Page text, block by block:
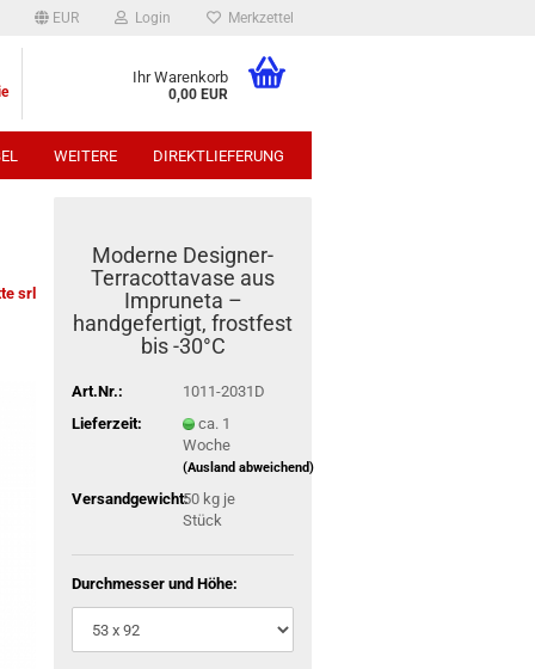
EUR Login Merkzettel
Ihr Warenkorb
0,00 EUR
DIREKTLIEFERUNG
WEITERE
srl
Moderne Designer-
Terracottavase aus
Impruneta –
handgefertigt, frostfest
bis -30°C
Art.Nr.:
1011-2031D
Lieferzeit:
ca. 1
Woche
(Ausland abweichend)
Versandgewicht:50kg je
Stück
Durchmesser und Höhe: